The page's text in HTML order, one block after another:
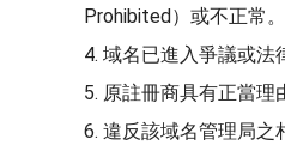
Prohibited）或不正常。
4. 域名已進入爭議或法
5. 原註冊商具有正當理
6. 違反該域名管理局之